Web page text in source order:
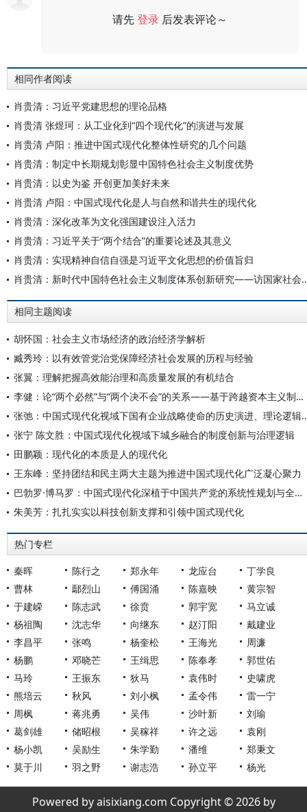
请先登录 后发表评论～
相同作者阅读
肖贵清：习近平党建思想的理论品格
肖贵清 张煜珂：从工业化到“四个现代化”的演进与发展
肖贵清 卢阳：推进中国式现代化整体性研究的几个问题
肖贵清：制定中长期规划彰显中国特色社会主义制度优势
肖贵清：以史为鉴 开创更加美好未来
肖贵清 卢阳：中国式现代化是人与自然和谐共生的现代化
肖贵清：深化改革为文化强国建设注入活力
肖贵清：习近平关于“两个结合”的重要论述及其意义
肖贵清：实现精神自信自强是习近平文化思想的价值旨归
肖贵清：新时代中国特色社会主义制度体
相同主题阅读
胡怀国：社会主义市场经济的政治经济学解析
臧秀玲：以有效管党治党保障经济社会发展的历程与经验
张翼：理解把握高效能治理和高质量发展的有机结合
李健：论“两个必然”与“两个决不会”的关系——基于跨越资本主义制度“卡夫丁峡谷”设想的反思
张弛：中国式现代化视域下国有
张宁 陈文胜：中国式现代化视域下城乡融合的制度创新与治理逻辑
田鹏颖：现代化的本质是人的现代化
王东峰：坚持团结和民主两大主题为推进中国式现代化广泛凝心聚力
巴勃罗·博马罗：中国式现代化深植于中国共产党的系统性规划与全方位治理实践
朱美芳：扎扎实实以科技创新支撑和引领中国式现代化
热门专栏
秦晖 陈行之 郑永年 龙应台
丁学良
曹林
鄢烈山 傅国涌 陈嘉映
黄宗智
于建嵘
陈志武 徐贲 郭宇宽
马立诚
杨祖陶
沈志华 向继东 赵汀阳
戴建业
李昌平
张鸣 杨奎松 王海光
周濂
杨鹏
邓晓芒 王缉思 陈奉孝
郭世佑
马玲
王振东 狄马 袁伟时
史啸虎
熊培云
秋风 刘小枫 孟令伟
雷一宁
周枫
蒋兆勇 吴伟 沙叶新
刘瑜
葛剑雄
储昭根 吴稼祥 许之远
袁刚
杨小凯
吴励生 朱学勤 潘维
郑秉文
莫于川
羽之野 谢志浩 孙立平 杨光
Powered by aisixiang.com Copyright © 2026 by